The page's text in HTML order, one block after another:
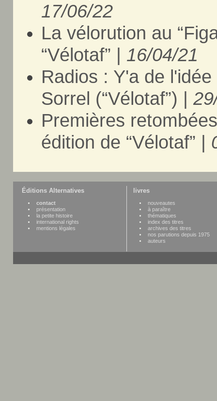
17/06/22
La vélorution au
“Vélotaf” | 16/04/21
Radios : Y'a de
Sorrel (“Vélotaf”) |
Premières
édition de “Vélotaf” |
Éditions Alternatives
contact
présentation
la petite histoire
international rights
mentions légales
livres
nouveautes
à paraître
thématiques
index des titres
archives des titres
nos parutions depuis 1975
auteurs